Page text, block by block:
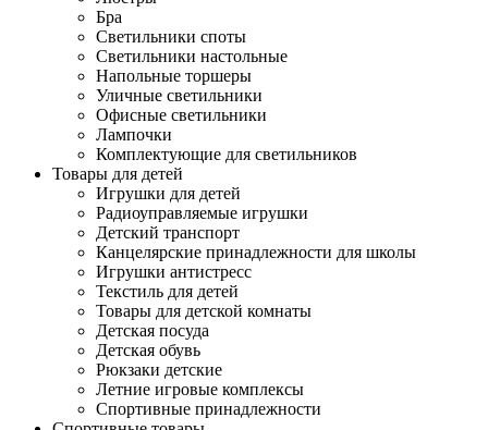
Бра
Светильники споты
Светильники настольные
Напольные торшеры
Уличные светильники
Офисные светильники
Лампочки
Комплектующие для светильников
Товары для детей
Игрушки для детей
Радиоуправляемые игрушки
Детский транспорт
Канцелярские принадлежности для школы
Игрушки антистресс
Текстиль для детей
Товары для детской комнаты
Детская посуда
Детская обувь
Рюкзаки детские
Летние игровые комплексы
Спортивные принадлежности